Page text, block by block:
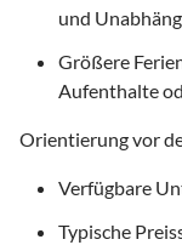
und
Größere
Aufenthalte
Orientierung vor
Verfügbare
Typische